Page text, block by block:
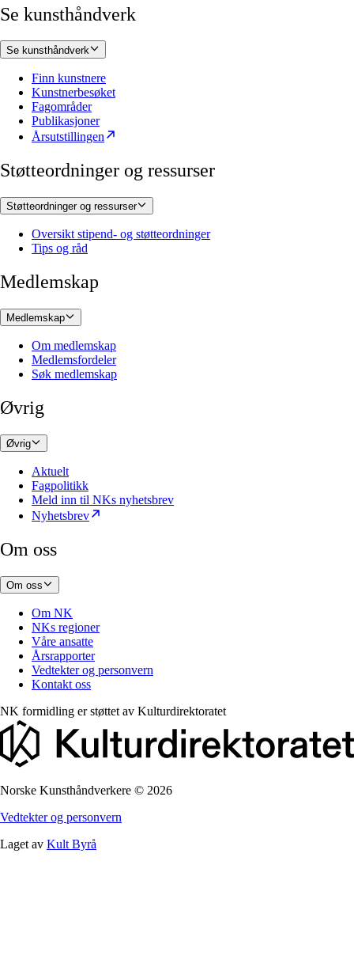
Se kunsthåndverk
Se kunsthåndverk
Finn kunstnere
Kunstnerbesøket
Fagområder
Publikasjoner
Årsutstillingen
Støtteordninger og ressurser
Støtteordninger og ressurser
Oversikt stipend- og støtteordninger
Tips og råd
Medlemskap
Medlemskap
Om medlemskap
Medlemsfordeler
Søk medlemskap
Øvrig
Øvrig
Aktuelt
Fagpolitikk
Meld inn til NKs nyhetsbrev
Nyhetsbrev
Om oss
Om oss
Om NK
NKs regioner
Våre ansatte
Årsrapporter
Vedtekter og personvern
Kontakt oss
NK formidling er støttet av Kulturdirektoratet
Norske Kunsthåndverkere © 2026
Vedtekter og personvern
Laget av Kult Byrå